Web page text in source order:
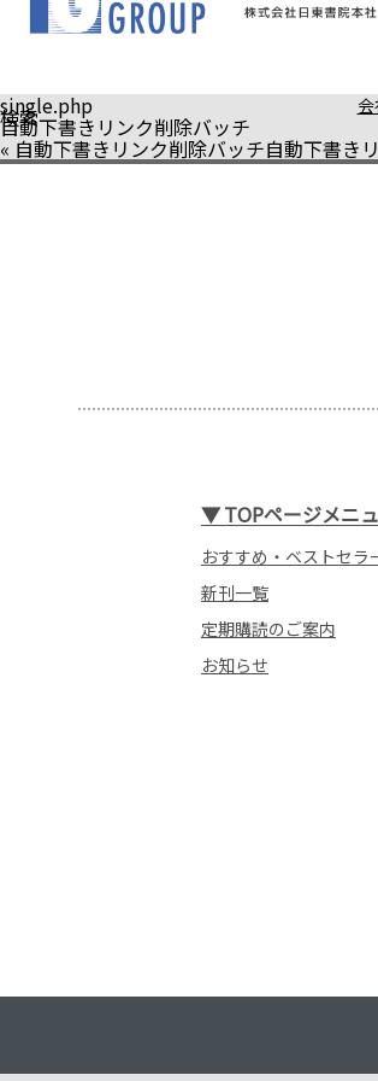
検索
single.php
自動下書きリンク削除バッチ
« 自動下書きリンク削除バッチ自動下書き
▼TOPページメニ
おすすめ・ベストセラ
新刊一覧
定期購読のご案内
お知らせ